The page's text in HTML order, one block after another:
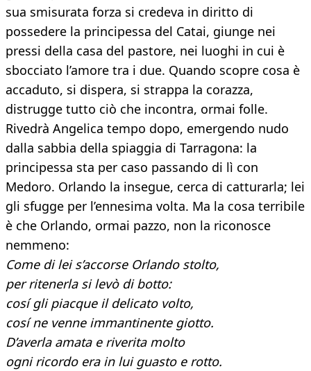
sua smisurata forza si credeva in diritto di
possedere la principessa del Catai, giunge nei
pressi della casa del pastore, nei luoghi in cui è
sbocciato l’amore tra i due. Quando scopre cosa è
accaduto, si dispera, si strappa la corazza,
distrugge tutto ciò che incontra, ormai folle.
Rivedrà Angelica tempo dopo, emergendo nudo
dalla sabbia della spiaggia di Tarragona: la
principessa sta per caso passando di lì con
Medoro. Orlando la insegue, cerca di catturarla; lei
gli sfugge per l’ennesima volta. Ma la cosa terribile
è che Orlando, ormai pazzo, non la riconosce
nemmeno:
Come di lei s’accorse Orlando stolto,
per ritenerla si levò di botto:
cosí gli piacque il delicato volto,
cosí ne venne immantinente giotto.
D’averla amata e riverita molto
ogni ricordo era in lui guasto e rotto.